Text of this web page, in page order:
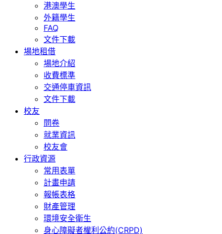
港澳學生
外籍學生
FAQ
文件下載
場地租借
場地介紹
收費標準
交通停車資訊
文件下載
校友
問卷
就業資訊
校友會
行政資源
常用表單
計畫申請
報帳表格
財產管理
環境安全衛生
身心障礙者權利公約(CRPD)